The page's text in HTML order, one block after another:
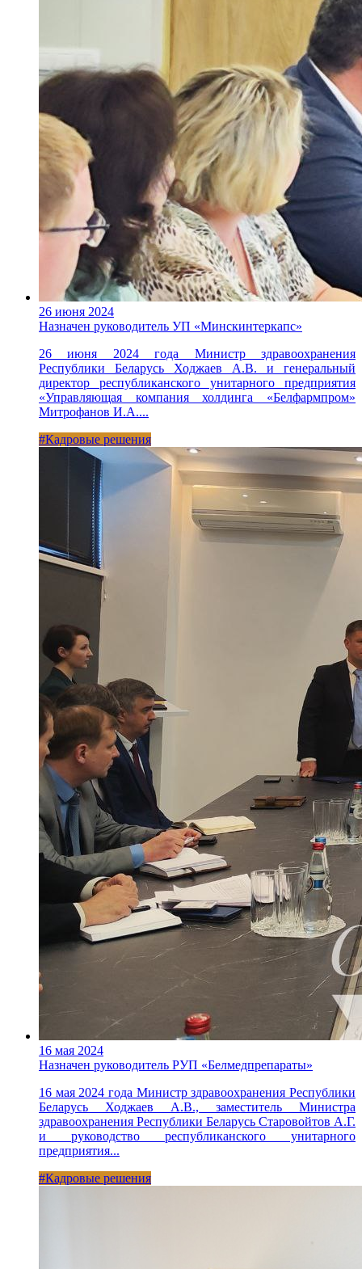
26 июня 2024
Назначен руководитель УП «Минскинтеркапс»
26 июня 2024 года Министр здравоохранения
Республики Беларусь Ходжаев А.В. и генеральный
директор республиканского унитарного предприятия
«Управляющая компания холдинга «Белфармпром»
Митрофанов И.А....
#Кадровые решения
16 мая 2024
Назначен руководитель РУП «Белмедпрепараты»
16 мая 2024 года Министр здравоохранения Республики
Беларусь Ходжаев А.В., заместитель Министра
здравоохранения Республики Беларусь Старовойтов А.Г.
и руководство республиканского унитарного
предприятия...
#Кадровые решения